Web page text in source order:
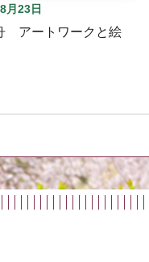
月23日
アートワークと絵